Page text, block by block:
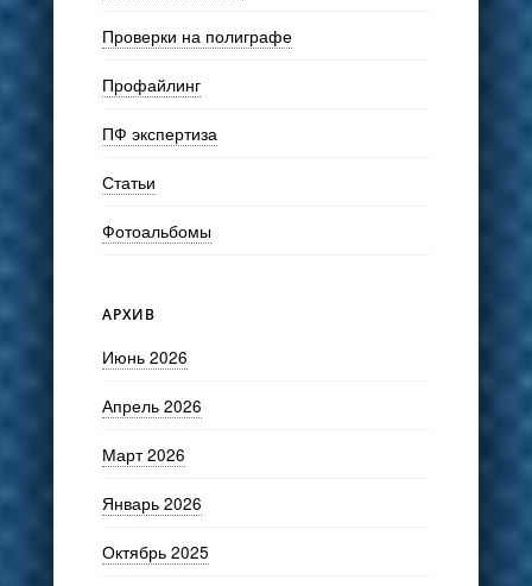
Проверки на полиграфе
Профайлинг
ПФ экспертиза
Статьи
Фотоальбомы
АРХИВ
Июнь 2026
Апрель 2026
Март 2026
Январь 2026
Октябрь 2025